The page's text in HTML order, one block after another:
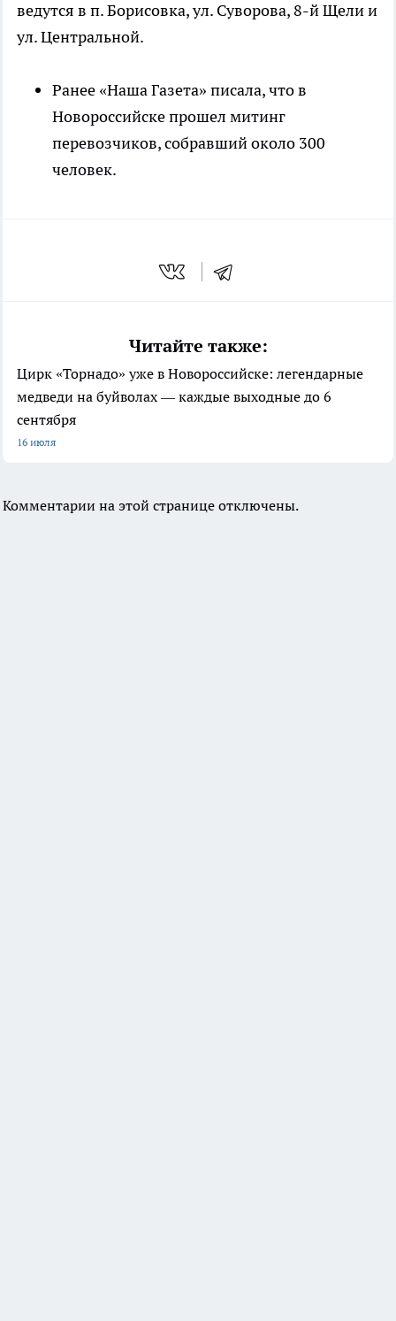
ведутся в п. Борисовка, ул. Суворова, 8-й Щели и
ул. Центральной.
Ранее «Наша Газета» писала, что в
Новороссийске прошел митинг
перевозчиков, собравший около 300
человек.
Читайте также:
Цирк «Торнадо» уже в Новороссийске: легендарные
медведи на буйволах — каждые выходные до 6
сентября
16 июля
Комментарии на этой странице отключены.